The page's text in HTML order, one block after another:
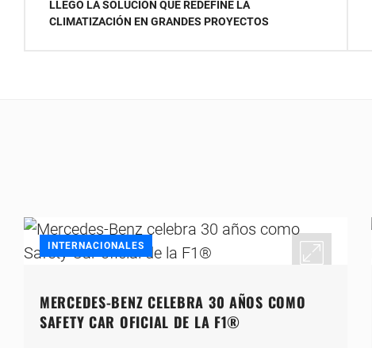
LLEGÓ LA SOLUCIÓN QUE REDEFINE LA
CLIMATIZACIÓN EN GRANDES PROYECTOS
INTERNACIONALES
MERCEDES-BENZ CELEBRA 30 AÑOS COMO
SAFETY CAR OFICIAL DE LA F1®